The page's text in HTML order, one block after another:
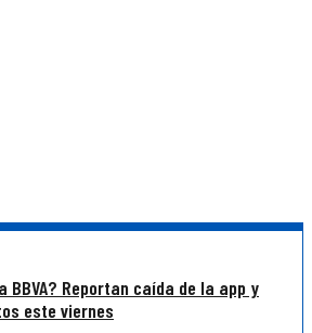
BBVA? Reportan caída de la app y
este viernes